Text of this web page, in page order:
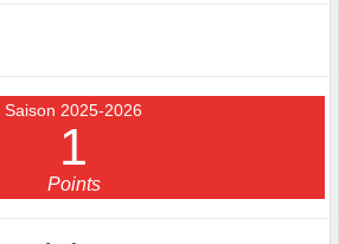
Saison 2025-2026
1
Points